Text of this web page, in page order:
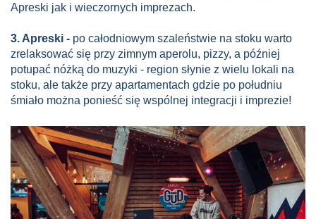
Apreski jak i wieczornych imprezach.
3. Apreski - po całodniowym szaleństwie na stoku warto
zrelaksować się przy zimnym aperolu, pizzy, a później
potupać nóżką do muzyki - region słynie z wielu lokali na
stoku, ale także przy apartamentach gdzie po południu
śmiało można ponieść się wspólnej integracji i imprezie!